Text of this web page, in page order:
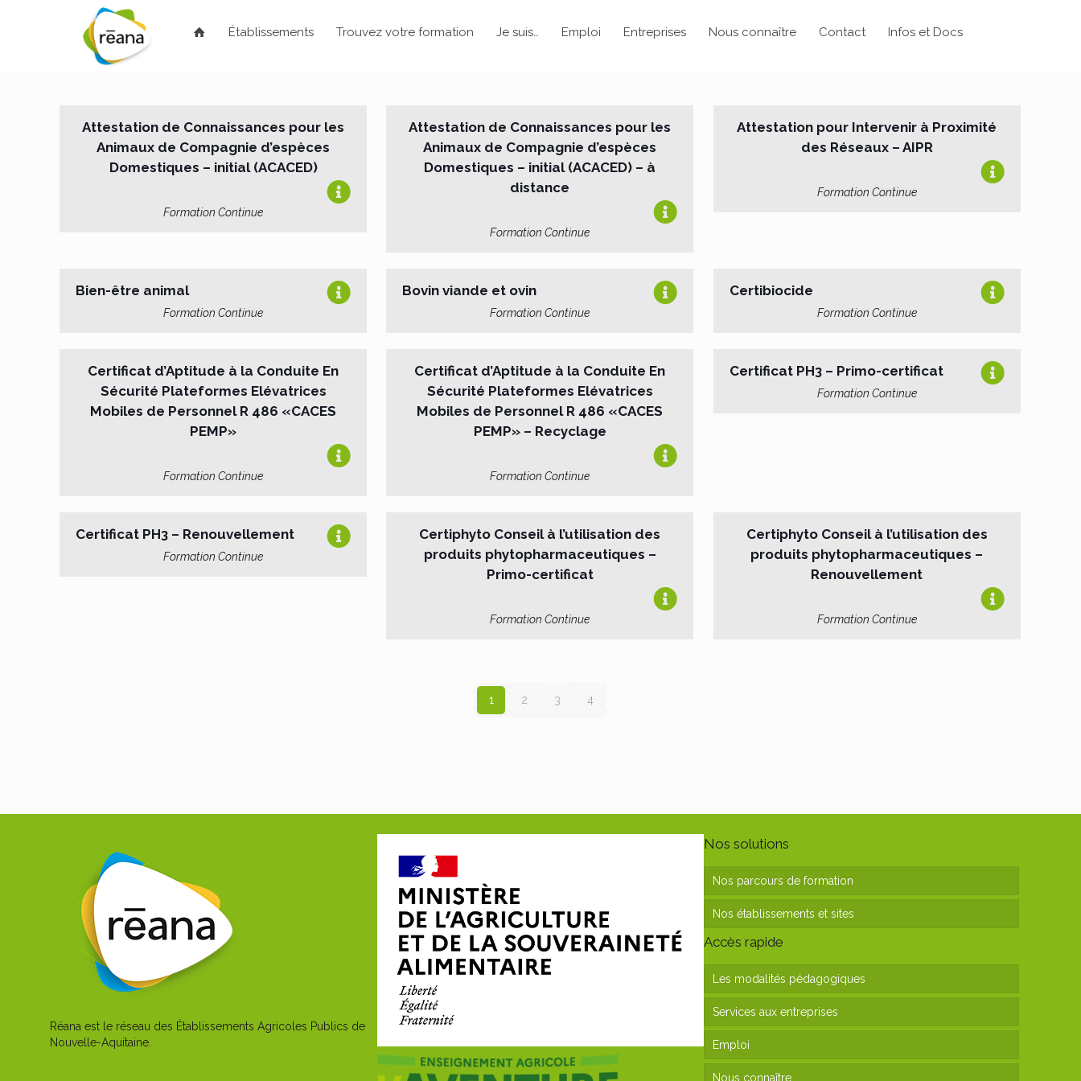
Établissements Trouvez votre formation Je suis… Emploi Entreprises Nous connaître Contact Infos et Docs
Attestation de Connaissances pour les
Animaux de Compagnie d’espèces
Domestiques – initial (ACACED)
Formation Continue
Attestation de Connaissances pour les
Animaux de Compagnie d’espèces
Domestiques – initial (ACACED) – à
distance
Formation Continue
Attestation pour Intervenir à Proximité
des Réseaux – AIPR
Formation Continue
Bien-être animal
Formation Continue
Bovin viande et ovin
Formation Continue
Certibiocide
Formation Continue
Certificat d’Aptitude à la Conduite En
Sécurité Plateformes Elévatrices
Mobiles de Personnel R 486 «CACES
PEMP»
Formation Continue
Certificat d’Aptitude à la Conduite En
Sécurité Plateformes Elévatrices
Mobiles de Personnel R 486 «CACES
PEMP» – Recyclage
Formation Continue
Certificat PH3 – Primo-certificat
Formation Continue
Certificat PH3 – Renouvellement
Formation Continue
Certiphyto Conseil à l’utilisation des
produits phytopharmaceutiques –
Primo-certificat
Formation Continue
Certiphyto Conseil à l’utilisation des
produits phytopharmaceutiques –
Renouvellement
Formation Continue
1 2 3 4
Réana est le réseau des Établissements Agricoles Publics de
Nouvelle-Aquitaine.
Nos solutions
Nos parcours de formation
Nos établissements et sites
Accès rapide
Les modalités pédagogiques
Services aux entreprises
Emploi
Nous connaître